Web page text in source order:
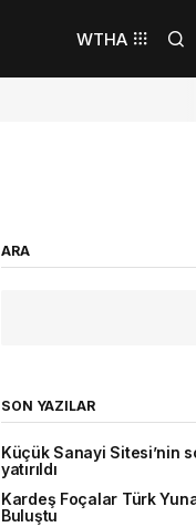
WTHA
ARA
SON YAZILAR
Küçük Sanayi Sitesi’nin
yatırıldı
Kardeş Foçalar Türk
Buluştu